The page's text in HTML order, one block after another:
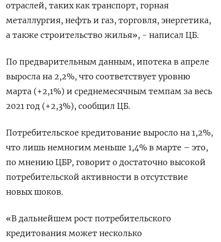
отраслей, таких как транспорт, горная
металлургия, нефть и газ, торговля, энергетика,
а также строительство жилья», - написал ЦБ.
По предварительным данным, ипотека в апреле
выросла на 2,2%, что соответствует уровню
марта (+2,1%) и среднемесячным темпам за весь
2021 год (+2,3%), сообщил ЦБ.
Потребительское кредитование выросло на 1,2%,
что лишь немногим меньше 1,4% в марте – это,
по мнению ЦБР, говорит о достаточно высокой
потребительской активности в отсутствие
новых шоков.
«В дальнейшем рост потребительского
кредитования может несколько